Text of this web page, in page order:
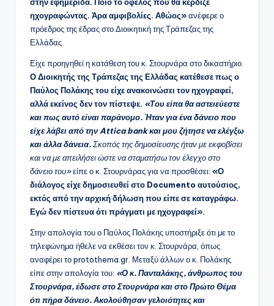
ηχογραφώντας. Άρα αμφιβολίες. Αθώος»ανέφερε ο
πρόεδρος της έδρας στο Διοικητική της Τράπεζας της
Ελλάδας.
Είχε προηγηθεί η κατάθεση του κ. Στουρνάρα στο δικαστήριο.
Ο Διοικητής της Τράπεζας της Ελλάδας κατέθεσε πως ο
Παύλος Πολάκης του είχε ανακοινώσει τον ηχογραφεί,
αλλά εκείνος δεν τον πίστεψε. «Του είπα θα αστειεύεστε
και πως αυτό είναι παράνομο. Ήταν για ένα δάνειο που
είχε λάβει από την Attica bank και μου ζήτησε να ελέγξω
και άλλα δάνεια.Σκοπός της δημοσίευσης ήταν με εκφοβίσει
και να με απειλήσει ώστε να σταματήσω τον έλεγχο στο
δάνειο του»είπε ο κ. Στουρνάρας για να προσθέσει: «Ο
διάλογος είχε δημοσιευθεί στο Documento αυτούσιος,
εκτός από την αρχική δήλωση που είπε σε καταγράφω.
Εγώ δεν πίστευα ότι πράγματι με ηχογραφεί».
Στην απολογία του ο Παύλος Πολάκης υποστήριξε ότι με το
τηλεφώνημα ήθελε να εκθέσει τον κ. Στουρνάρα, όπως
αναφέρει το protothema.gr. Μεταξύ άλλων ο κ. Πολάκης
είπε στην απολογία του: «Ο κ. Πανταλάκης, άνθρωπος του
Στουρνάρα, έδωσε στο Στουρνάρα και στο Πρώτο Θέμα
ότι πήρα δάνειο. Ακολούθησαν γελοιότητες και